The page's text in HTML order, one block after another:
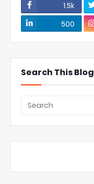
1.5k
500
Search This Blog